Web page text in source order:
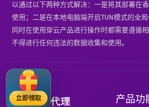
以通过以下两种方式解决：一是将其部署在
使用；二是在本地电脑端开启TUN模式的全
同时在使用穿云产品进行操作时都需要遵循相
不得进行任何违法的数据收集和使用。
产品功
立即领取